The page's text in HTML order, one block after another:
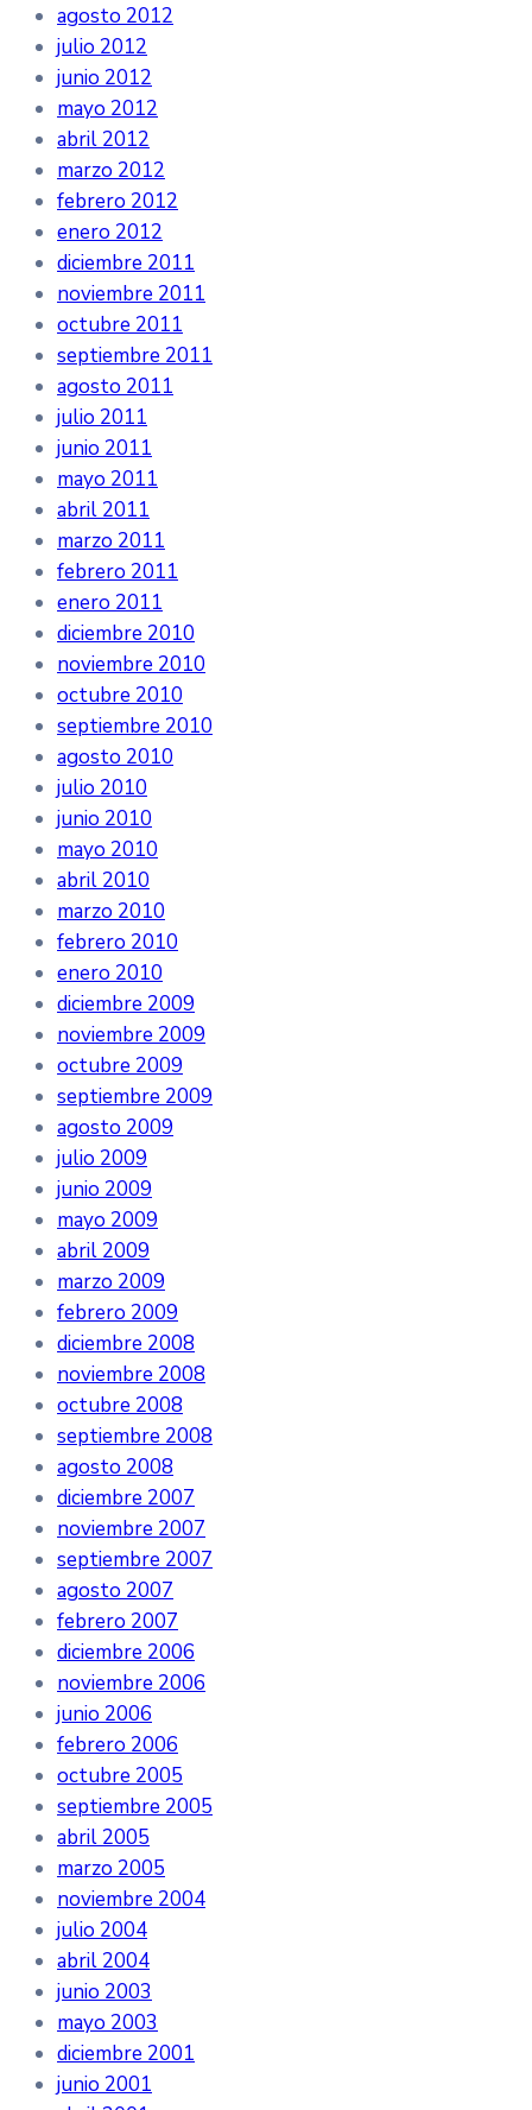
agosto 2012
julio 2012
junio 2012
mayo 2012
abril 2012
marzo 2012
febrero 2012
enero 2012
diciembre 2011
noviembre 2011
octubre 2011
septiembre 2011
agosto 2011
julio 2011
junio 2011
mayo 2011
abril 2011
marzo 2011
febrero 2011
enero 2011
diciembre 2010
noviembre 2010
octubre 2010
septiembre 2010
agosto 2010
julio 2010
junio 2010
mayo 2010
abril 2010
marzo 2010
febrero 2010
enero 2010
diciembre 2009
noviembre 2009
octubre 2009
septiembre 2009
agosto 2009
julio 2009
junio 2009
mayo 2009
abril 2009
marzo 2009
febrero 2009
diciembre 2008
noviembre 2008
octubre 2008
septiembre 2008
agosto 2008
diciembre 2007
noviembre 2007
septiembre 2007
agosto 2007
febrero 2007
diciembre 2006
noviembre 2006
junio 2006
febrero 2006
octubre 2005
septiembre 2005
abril 2005
marzo 2005
noviembre 2004
julio 2004
abril 2004
junio 2003
mayo 2003
diciembre 2001
junio 2001